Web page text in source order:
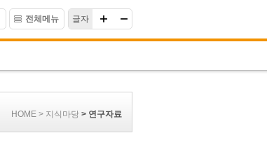
전체메뉴 글자
HOME > 지식마당 > 연구자료